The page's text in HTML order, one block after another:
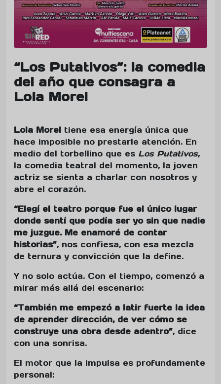
“Los Putativos”: la comedia
del año que consagra a
Lola Morel
Lola Morel tiene esa energía única que
hace imposible no prestarle atención. En
medio del torbellino que es Los Putativos,
la comedia teatral del momento, la joven
actriz se sienta a charlar con nosotros y
abre el corazón.
“Elegí el teatro porque fue el único lugar
donde sentí que podía ser yo sin que nadie
me juzgue. Me enamoré de contar
historias”, nos confiesa, con esa mezcla
de ternura y convicción que la define.
Y no solo actúa. Con el tiempo, comenzó a
mirar más allá del escenario:
“También me empezó a latir fuerte la idea
de aprender dirección, de ver cómo se
construye una obra desde adentro”, dice
con una sonrisa.
El motor que la impulsa es profundamente
personal: